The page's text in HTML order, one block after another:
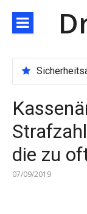
zum
Inhalt
die zu
07/09/2019